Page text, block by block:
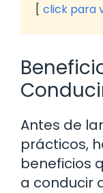
click para
Antes de
prácticos,
beneficios
a conducir